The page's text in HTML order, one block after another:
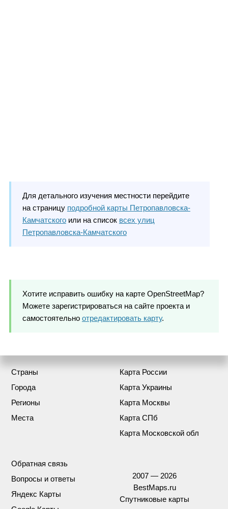
Для детального изучения местности перейдите
на страницу подробной карты Петропавловска-
Камчатскогоили на список всех улиц
Петропавловска-Камчатского
Хотите исправить ошибку на карте OpenStreetMap?
Можете зарегистрироваться на сайте проекта и
самостоятельно отредактировать карту.
Страны
Города
Регионы
Места
Карта России
Карта Украины
Карта Москвы
Карта СПб
Карта Московской обл
Обратная связь
Вопросы и ответы
Яндекс Карты
2007 — 2026
BestMaps.ru
Спутниковые карты